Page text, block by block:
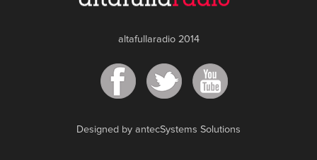
altafullaradio 2014
Designed by antecSystems Solutions